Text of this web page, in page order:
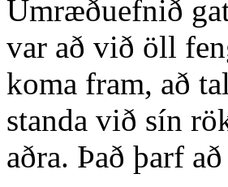
Umræðuefnið
var að við öll
koma fram, að
standa við sín
aðra. Það þarf